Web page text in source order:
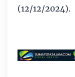
(12/12/2024).